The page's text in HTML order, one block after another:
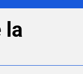
la